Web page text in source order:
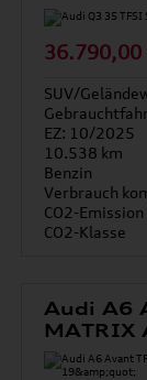
36.790,00
SUV/
EZ: 10/2025
10.538 km
Benzin
Verbrauch
CO2-
CO2-Klasse
Audi A6
MATRIX